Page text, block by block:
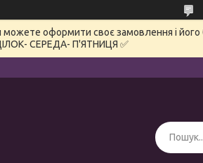
оформити своє замовлення і його
СЕРЕДА- П'ЯТНИЦЯ ✅